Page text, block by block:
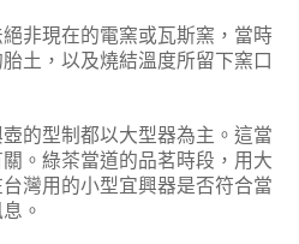
非現在的電窯或瓦斯窯，當時
土，以及燒結溫度所留下窯口
的型制都以大型器為主。這當
。綠茶當道的品茗時段，用大
灣用的小型宜興器是否符合當
。